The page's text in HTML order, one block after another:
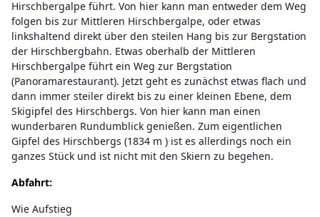
Hirschbergalpe führt. Von hier kann man entweder dem Weg
folgen bis zur Mittleren Hirschbergalpe, oder etwas
linkshaltend direkt über den steilen Hang bis zur Bergstation
der Hirschbergbahn. Etwas oberhalb der Mittleren
Hirschbergalpe führt ein Weg zur Bergstation
(Panoramarestaurant). Jetzt geht es zunächst etwas flach und
dann immer steiler direkt bis zu einer kleinen Ebene, dem
Skigipfel des Hirschbergs. Von hier kann man einen
wunderbaren Rundumblick genießen. Zum eigentlichen
Gipfel des Hirschbergs (1834 m ) ist es allerdings noch ein
ganzes Stück und ist nicht mit den Skiern zu begehen.
Abfahrt:
Wie Aufstieg